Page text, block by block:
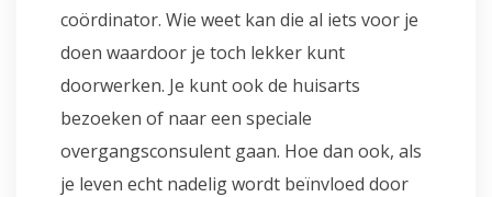
coördinator. Wie weet kan die al iets voor je
doen waardoor je toch lekker kunt
doorwerken. Je kunt ook de huisarts
bezoeken of naar een speciale
overgangsconsulent gaan. Hoe dan ook, als
je leven echt nadelig wordt beïnvloed door